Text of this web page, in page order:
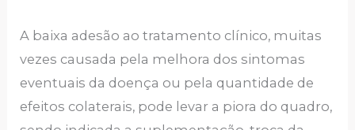
A baixa adesão ao tratamento clínico, muitas
vezes causada pela melhora dos sintomas
eventuais da doença ou pela quantidade de
efeitos colaterais, pode levar a piora do quadro,